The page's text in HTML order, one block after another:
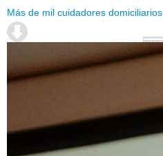
Más de mil cuidadores